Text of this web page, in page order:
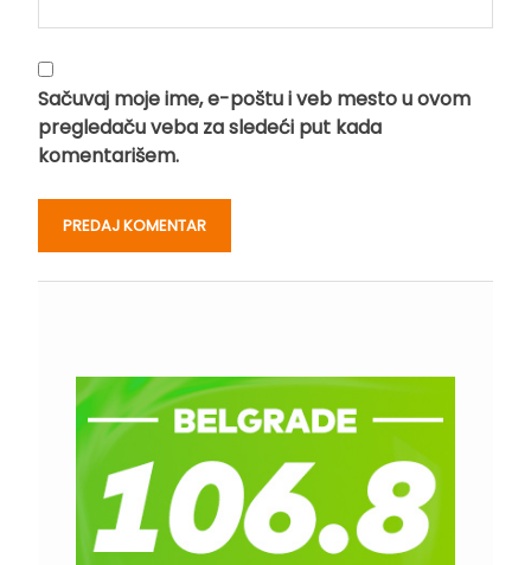
Sačuvaj moje ime, e-poštu i veb mesto u ovom
pregledaču veba za sledeći put kada
komentarišem.